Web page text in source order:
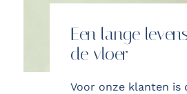
Een lange
de vloer
Voor onze klanten is